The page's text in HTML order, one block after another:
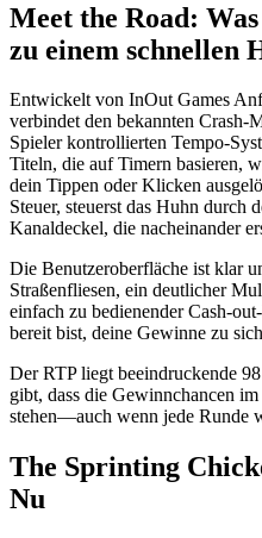
Meet the Road:
zu einem schnellen
Entwickelt von InOut Games
verbindet den bekannten Crash-
Spieler kontrollierten
Titeln, die auf Timern basieren,
dein Tippen oder Klicken
Steuer, steuerst das Huhn durch
Kanaldeckel, die nacheinander
Die Benutzeroberfläche ist klar
Straßenfliesen, ein deutlicher
einfach zu bedienender
bereit bist, deine Gewinne zu
Der RTP liegt beeindruckende
gibt, dass die Gewinnchancen
stehen—auch wenn jede Runde
The Sprinting
Nu